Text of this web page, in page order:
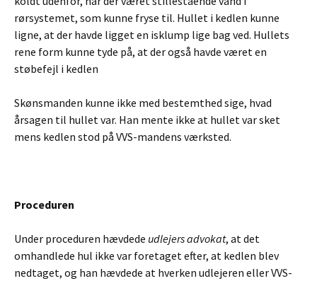
rørsystemet, som kunne fryse til. Hullet i kedlen kunne
ligne, at der havde ligget en isklump lige bag ved. Hullets
rene form kunne tyde på, at der også havde været en
støbefejl i kedlen
Skønsmanden kunne ikke med bestemthed sige, hvad
årsagen til hullet var. Han mente ikke at hullet var sket
mens kedlen stod på VVS-mandens værksted.
Proceduren
Under proceduren hævdede udlejers advokat, at det
omhandlede hul ikke var foretaget efter, at kedlen blev
nedtaget, og han hævdede at hverken udlejeren eller VVS-